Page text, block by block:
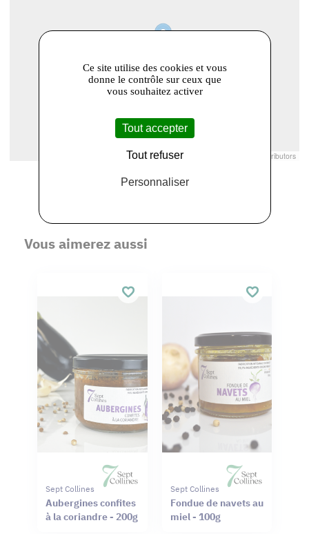
© Openstreetmap France | © contributors
Vous aimerez aussi
Sept Collines
Aubergines confites
à la coriandre - 200g
Sept Collines
Fondue de navets au
miel - 100g
Ce site utilise des cookies et vous
donne le contrôle sur ceux que
vous souhaitez activer
Tout accepter
Tout refuser
Personnaliser